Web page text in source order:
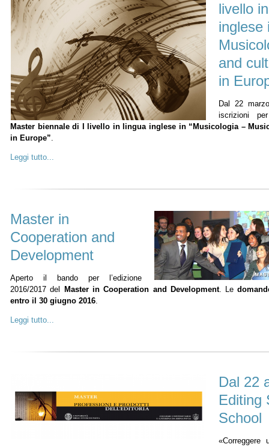
livello
inglese
and
in
Dal 22
iscrizioni
Master biennale di I livello in lingua inglese in “Musicologia –
in Europe”.
Leggi tutto...
Master in
Cooperation and
Development
Aperto il bando per l’edizione
2016/2017 del
Master in Cooperation and Development. Le
entro il 30 giugno 2016.
Leggi tutto...
Dal 22
Editing
School